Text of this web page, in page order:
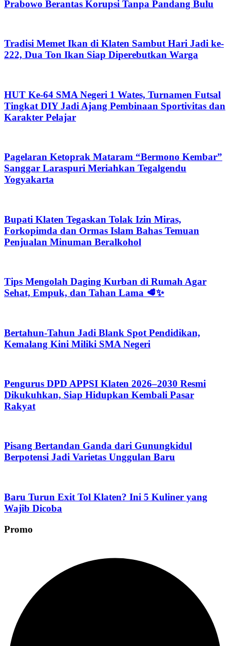
Prabowo Berantas Korupsi Tanpa Pandang Bulu
Tradisi Memet Ikan di Klaten Sambut Hari Jadi ke-
222, Dua Ton Ikan Siap Diperebutkan Warga
HUT Ke-64 SMA Negeri 1 Wates, Turnamen Futsal
Tingkat DIY Jadi Ajang Pembinaan Sportivitas dan
Karakter Pelajar
Pagelaran Ketoprak Mataram “Bermono Kembar”
Sanggar Laraspuri Meriahkan Tegalgendu
Yogyakarta
Bupati Klaten Tegaskan Tolak Izin Miras,
Forkopimda dan Ormas Islam Bahas Temuan
Penjualan Minuman Beralkohol
Tips Mengolah Daging Kurban di Rumah Agar
Sehat, Empuk, dan Tahan Lama 🥩✨
Bertahun-Tahun Jadi Blank Spot Pendidikan,
Kemalang Kini Miliki SMA Negeri
Pengurus DPD APPSI Klaten 2026–2030 Resmi
Dikukuhkan, Siap Hidupkan Kembali Pasar
Rakyat
Pisang Bertandan Ganda dari Gunungkidul
Berpotensi Jadi Varietas Unggulan Baru
Baru Turun Exit Tol Klaten? Ini 5 Kuliner yang
Wajib Dicoba
Promo